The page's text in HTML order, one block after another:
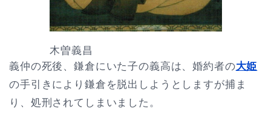
木曽義昌
義仲の死後、鎌倉にいた子の義高は、婚約者の大姫
の手引きにより鎌倉を脱出しようとしますが捕ま
り、処刑されてしまいました。